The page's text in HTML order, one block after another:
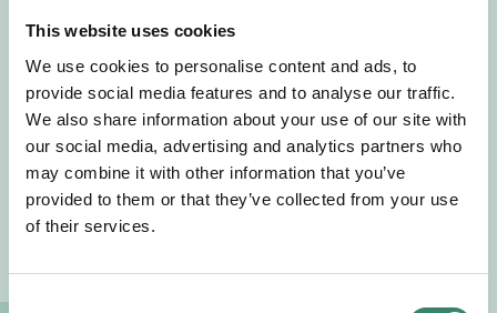
This website uses cookies
We use cookies to personalise content and ads, to
provide social media features and to analyse our traffic.
We also share information about your use of our site with
our social media, advertising and analytics partners who
may combine it with other information that you’ve
provided to them or that they’ve collected from your use
of their services.
C
Välj önskat arbetsområde
Välj önskad anställningsform
+46
E-post